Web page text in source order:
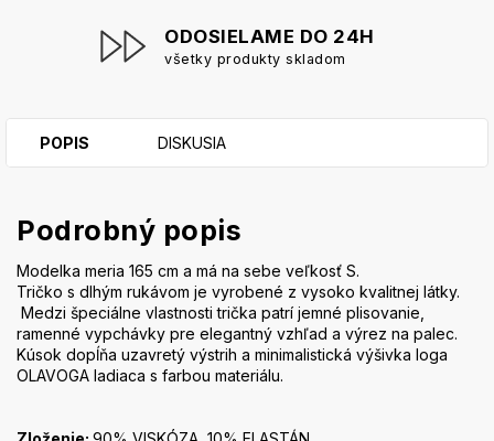
ODOSIELAME DO 24H
všetky produkty skladom
POPIS DISKUSIA
Podrobný popis
Modelka meria 165 cm a má na sebe veľkosť S.
Tričko s dlhým rukávom je vyrobené z vysoko kvalitnej látky.
Medzi špeciálne vlastnosti trička patrí jemné plisovanie,
ramenné vypchávky pre elegantný vzhľad a výrez na palec.
Kúsok dopĺňa uzavretý výstrih a minimalistická výšivka loga
OLAVOGA ladiaca s farbou materiálu.